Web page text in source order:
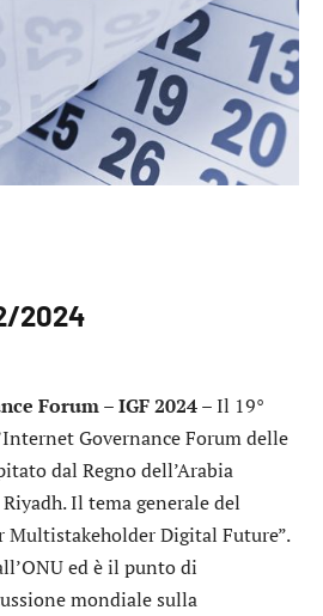
2024
Forum – IGF 2024– Il 19°
Governance Forum delle
dal Regno dell’Arabia
Il tema generale del
Multistakeholder Digital Future”.
ed è il punto di
mondiale sulla